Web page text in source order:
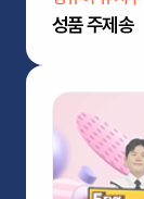
성품 주제송